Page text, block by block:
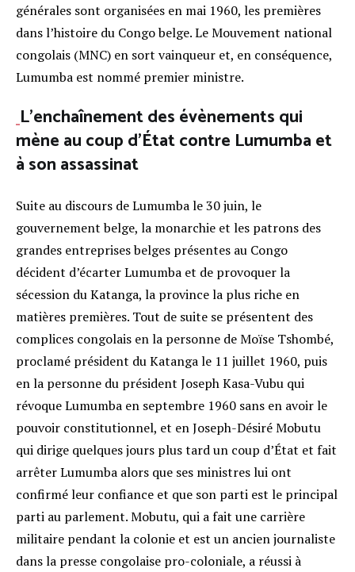
générales sont organisées en mai 1960, les premières
dans l’histoire du Congo belge. Le Mouvement national
congolais (MNC) en sort vainqueur et, en conséquence,
Lumumba est nommé premier ministre.
L’enchaînement des évènements qui
mène au coup d’État contre Lumumba et
à son assassinat
Suite au discours de Lumumba le 30 juin, le
gouvernement belge, la monarchie et les patrons des
grandes entreprises belges présentes au Congo
décident d’écarter Lumumba et de provoquer la
sécession du Katanga, la province la plus riche en
matières premières. Tout de suite se présentent des
complices congolais en la personne de Moïse Tshombé,
proclamé président du Katanga le 11 juillet 1960, puis
en la personne du président Joseph Kasa-Vubu qui
révoque Lumumba en septembre 1960 sans en avoir le
pouvoir constitutionnel, et en Joseph-Désiré Mobutu
qui dirige quelques jours plus tard un coup d’État et fait
arrêter Lumumba alors que ses ministres lui ont
confirmé leur confiance et que son parti est le principal
parti au parlement. Mobutu, qui a fait une carrière
militaire pendant la colonie et est un ancien journaliste
dans la presse congolaise pro-coloniale, a réussi à